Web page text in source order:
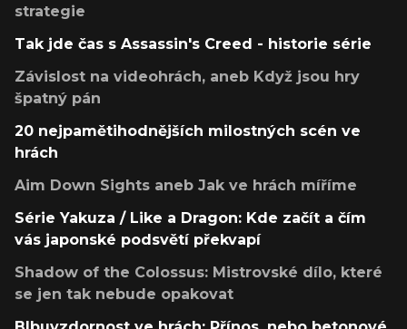
strategie
Tak jde čas s Assassin's Creed - historie série
Závislost na videohrách, aneb Když jsou hry
špatný pán
20 nejpamětihodnějších milostných scén ve
hrách
Aim Down Sights aneb Jak ve hrách míříme
Série Yakuza / Like a Dragon: Kde začít a čím
vás japonské podsvětí překvapí
Shadow of the Colossus: Mistrovské dílo, které
se jen tak nebude opakovat